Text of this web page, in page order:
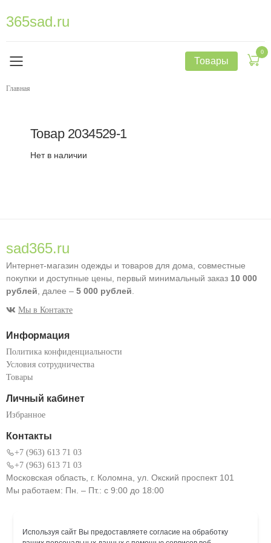
365sad.ru
Товары
0
Главная
Товар 2034529-1
Нет в наличии
sad365.ru
Интернет-магазин одежды и товаров для дома, совместные
покупки и доступные цены, первый минимальный заказ 10 000
рублей , далее – 5 000 рублей
Мы в Контакте
Информация
Политика конфиденциальности
Условия сотрудничества
Товары
Личный кабинет
Избранное
Контакты
+7 (963) 613 71 03
+7 (963) 613 71 03
Московская область, г. Коломна, ул. Окский проспект 101
Мы работаем: Пн. – Пт.: с 9:00 до 18:00
Используя сайт Вы предоставляете согласие на обработку